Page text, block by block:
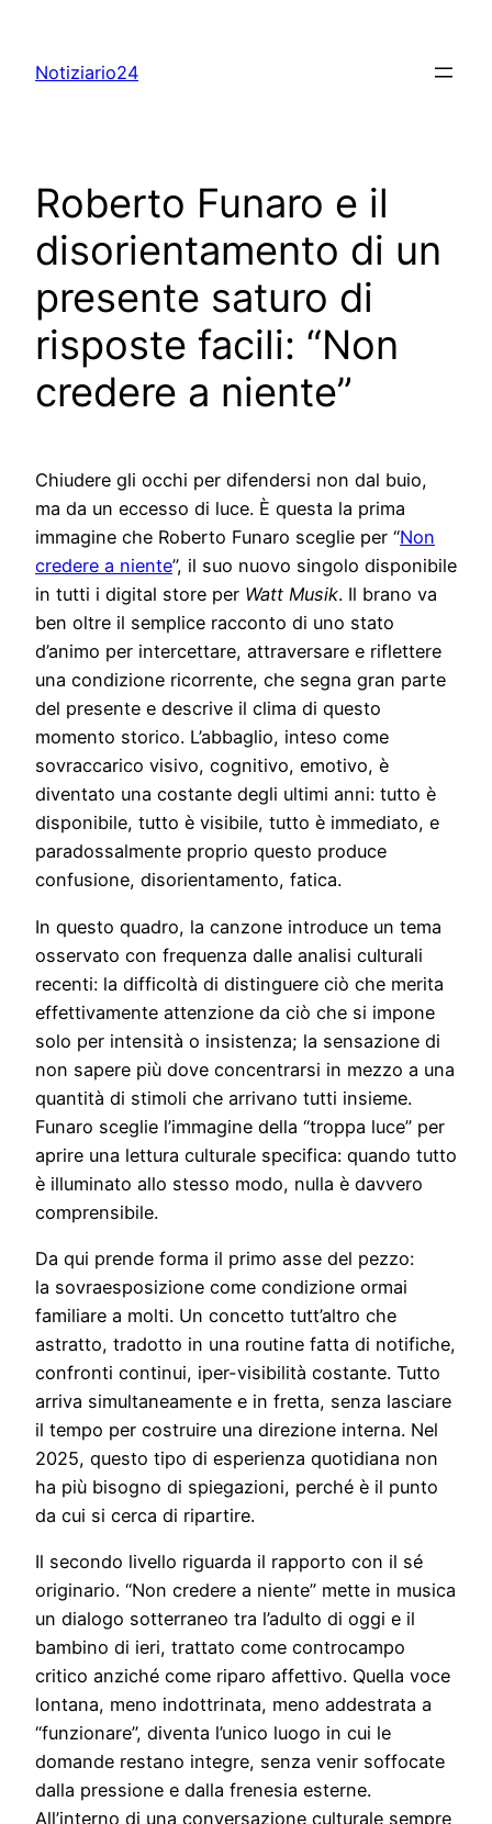
content
Notiziario24
Roberto Funaro e il
disorientamento di un
presente saturo di
risposte facili: “Non
credere a niente”
Chiudere gli occhi per difendersi non dal buio,
ma da un eccesso di luce. È questa la prima
immagine che Roberto Funaro sceglie per “Non
credere a niente”, il suo nuovo singolo disponibile
in tutti i digital store per Watt Musik. Il brano va
ben oltre il semplice racconto di uno stato
d’animo per intercettare, attraversare e riflettere
una condizione ricorrente, che segna gran parte
del presente e descrive il clima di questo
momento storico. L’abbaglio, inteso come
sovraccarico visivo, cognitivo, emotivo, è
diventato una costante degli ultimi anni: tutto è
disponibile, tutto è visibile, tutto è immediato, e
paradossalmente proprio questo produce
confusione, disorientamento, fatica.
In questo quadro, la canzone introduce un tema
osservato con frequenza dalle analisi culturali
recenti: la difficoltà di distinguere ciò che merita
effettivamente attenzione da ciò che si impone
solo per intensità o insistenza; la sensazione di
non sapere più dove concentrarsi in mezzo a una
quantità di stimoli che arrivano tutti insieme.
Funaro sceglie l’immagine della “troppa luce” per
aprire una lettura culturale specifica: quando tutto
è illuminato allo stesso modo, nulla è davvero
comprensibile.
Da qui prende forma il primo asse del pezzo:
la sovraesposizione come condizione ormai
familiare a molti. Un concetto tutt’altro che
astratto, tradotto in una routine fatta di notifiche,
confronti continui, iper-visibilità costante. Tutto
arriva simultaneamente e in fretta, senza lasciare
il tempo per costruire una direzione interna. Nel
2025, questo tipo di esperienza quotidiana non
ha più bisogno di spiegazioni, perché è il punto
da cui si cerca di ripartire.
Il secondo livello riguarda il rapporto con il sé
originario. “Non credere a niente” mette in musica
un dialogo sotterraneo tra l’adulto di oggi e il
bambino di ieri, trattato come controcampo
critico anziché come riparo affettivo. Quella voce
lontana, meno indottrinata, meno addestrata a
“funzionare”, diventa l’unico luogo in cui le
domande restano integre, senza venir soffocate
dalla pressione e dalla frenesia esterne.
All’interno di una conversazione culturale sempre